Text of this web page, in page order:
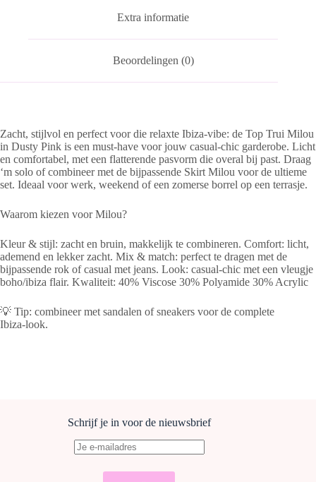
Extra informatie
Beoordelingen (0)
Zacht, stijlvol en perfect voor die relaxte Ibiza‑vibe: de Top Trui Milou
in Dusty Pink is een must-have voor jouw casual-chic garderobe. Licht
en comfortabel, met een flatterende pasvorm die overal bij past. Draag
‘m solo of combineer met de bijpassende Skirt Milou voor de ultieme
set. Ideaal voor werk, weekend of een zomerse borrel op een terrasje.
Waarom kiezen voor Milou?
Kleur & stijl: zacht en bruin, makkelijk te combineren. Comfort: licht,
ademend en lekker zacht. Mix & match: perfect te dragen met de
bijpassende rok of casual met jeans. Look: casual-chic met een vleugje
boho/ibiza flair. Kwaliteit: 40% Viscose 30% Polyamide 30% Acrylic
💡 Tip: combineer met sandalen of sneakers voor de complete
Ibiza‑look.
Schrijf je in voor de nieuwsbrief